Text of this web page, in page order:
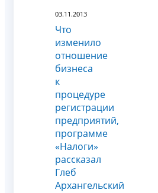
03.11.2013
Что
изменило
отношение
бизнеса
к
процедуре
регистрации
предприятий,
программе
«Налоги»
рассказал
Глеб
Архангельский